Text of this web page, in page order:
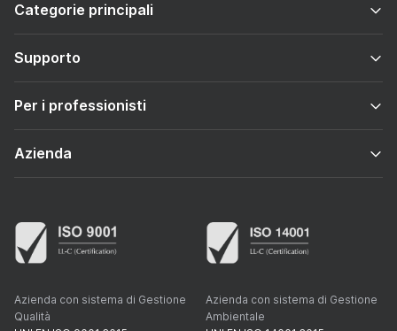
Categorie principali
Supporto
Per i professionisti
Azienda
Azienda con sistema di Gestione
Qualità
Azienda con sistema di Gestione
Ambientale